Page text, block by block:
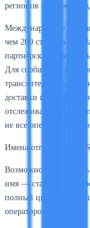
регионов возможны
Международные
чем 200 стран мира.
партнёрские
Для сообщений на
транслитерация в
доставки
отслеживания может
не все операторы
Имена отправителей
Возможность
имя — стандарт для
полный цикл
операторов.